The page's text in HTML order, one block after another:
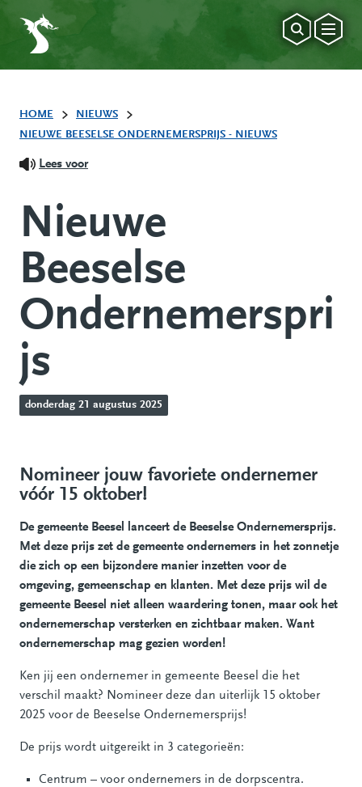
HOME
NIEUWS
NIEUWE BEESELSE ONDERNEMERSPRIJS - NIEUWS
Lees voor
Nieuwe
Beeselse
Ondernemerspri
js
donderdag 21 augustus 2025
Nomineer jouw favoriete ondernemer
vóór 15 oktober!
De gemeente Beesel lanceert de Beeselse Ondernemersprijs.
Met deze prijs zet de gemeente ondernemers in het zonnetje
die zich op een bijzondere manier inzetten voor de
omgeving, gemeenschap en klanten. Met deze prijs wil de
gemeente Beesel niet alleen waardering tonen, maar ook het
ondernemerschap versterken en zichtbaar maken. Want
ondernemerschap mag gezien worden!
Ken jij een ondernemer in gemeente Beesel die het
verschil maakt? Nomineer deze dan uiterlijk 15 oktober
2025 voor de Beeselse Ondernemersprijs!
De prijs wordt uitgereikt in 3 categorieën:
Centrum – voor ondernemers in de dorpscentra.